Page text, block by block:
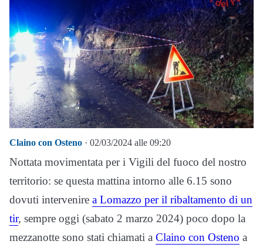
Claino con Osteno · 02/03/2024 alle 09:20
Nottata movimentata per i Vigili del fuoco del nostro
territorio: se questa mattina intorno alle 6.15 sono
dovuti intervenire a Lomazzo per il ribaltamento di un
tir, sempre oggi (sabato 2 marzo 2024) poco dopo la
mezzanotte sono stati chiamati a Claino con Osteno a